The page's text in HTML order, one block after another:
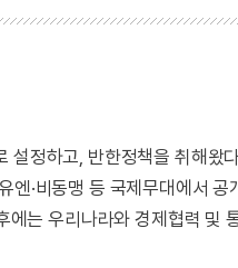
설정하고, 반한정책을 취해왔
엔·비동맹 등 국제무대에서 공
에는 우리나라와 경제협력 및